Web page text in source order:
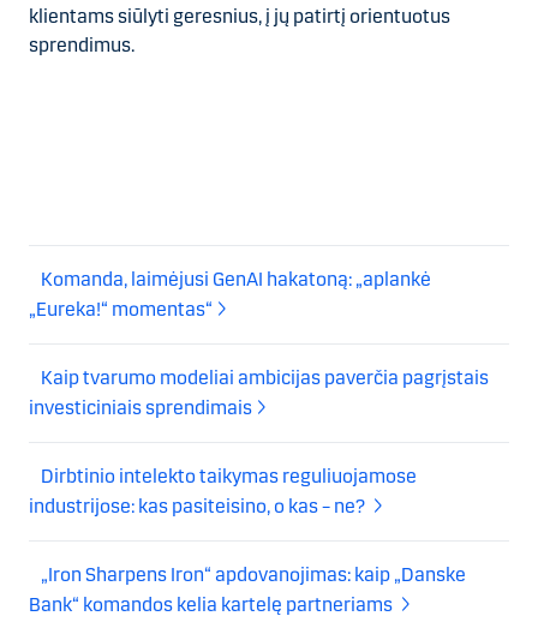
klientams siūlyti geresnius, į jų patirtį orientuotus
sprendimus.
Komanda, laimėjusi GenAI hakatoną: „aplankė
„Eureka!“ momentas“
Kaip tvarumo modeliai ambicijas paverčia pagrįstais
investiciniais sprendimais
Dirbtinio intelekto taikymas reguliuojamose
industrijose: kas pasiteisino, o kas – ne?
„Iron Sharpens Iron“ apdovanojimas: kaip „Danske
Bank“ komandos kelia kartelę partneriams